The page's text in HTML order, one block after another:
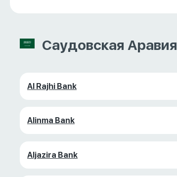
Саудовская Аравия
Al Rajhi Bank
Alinma Bank
Aljazira Bank